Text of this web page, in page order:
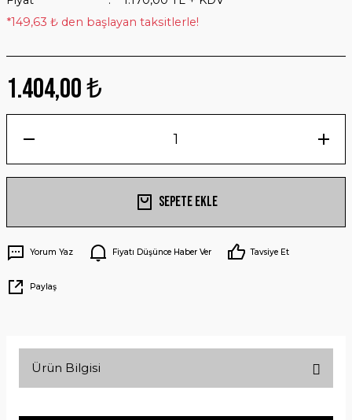
*149,63 ₺ den başlayan taksitlerle!
1.404,00 ₺
Sepete Ekle
Yorum Yaz Fiyatı Düşünce Haber Ver Tavsiye Et
Paylaş
Ürün Bilgisi